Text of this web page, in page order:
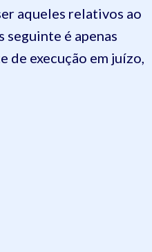
aqueles relativos ao
seguinte é apenas
de execução em juízo,